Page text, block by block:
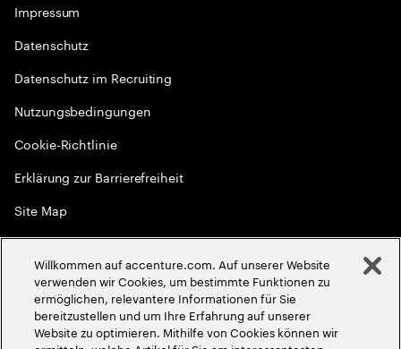
Impressum
Datenschutz
Datenschutz im Recruiting
Nutzungsbedingungen
Cookie-Richtlinie
Erklärung zur Barrierefreiheit
Site Map
Globale Meritokratie
2026Accenture. Alle Rechte vorbehalten
Willkommen auf accenture.com. Auf unserer Website
verwenden wir Cookies, um bestimmte Funktionen zu
ermöglichen, relevantere Informationen für Sie
bereitzustellen und um Ihre Erfahrung auf unserer
Website zu optimieren. Mithilfe von Cookies können wir